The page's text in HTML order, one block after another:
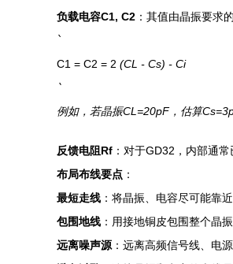
负载电容C1, C2 ：其值由晶振要求
`
C1 = C2 = 2 (CL - Cs) - Ci
`
例如，若晶振CL=20pF，估算
反馈电阻Rf ：对于GD32，内部通
布局布线要点 ：
最短走线 ：将晶振、电容尽可能靠
包围地线 ：用接地铜皮包围整个晶
远离噪声源 ：远离高频信号线、电